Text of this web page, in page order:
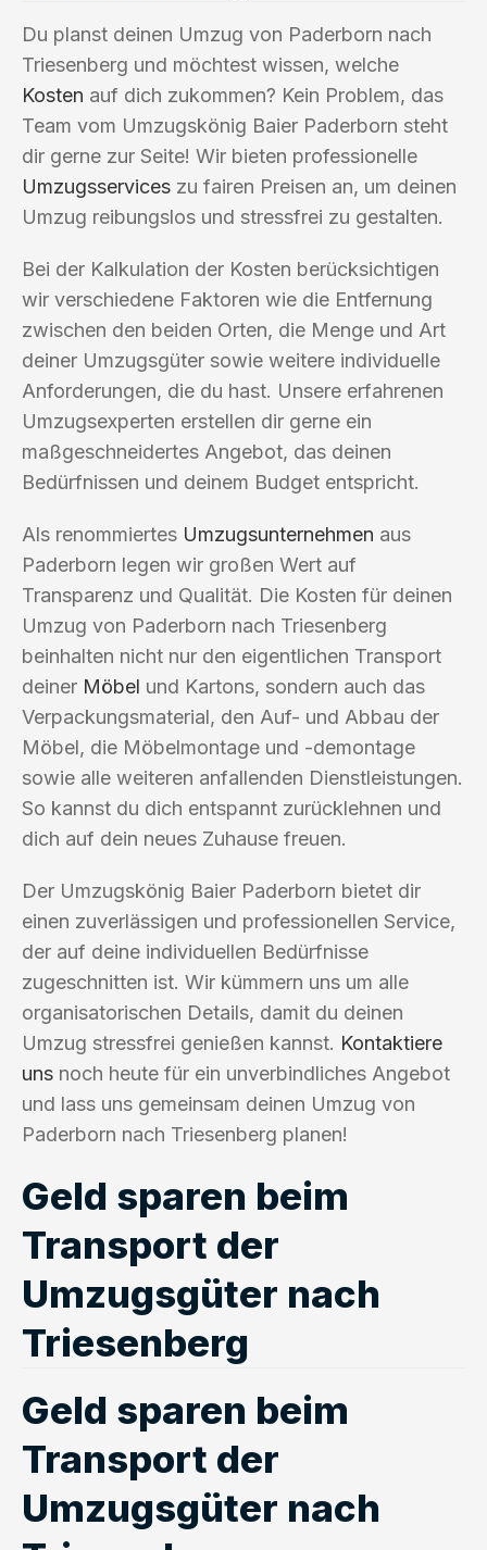
Du planst deinen Umzug von Paderborn nach
Triesenberg und möchtest wissen, welche
Kosten auf dich zukommen? Kein Problem, das
Team vom Umzugskönig Baier Paderborn steht
dir gerne zur Seite! Wir bieten professionelle
Umzugsservices zu fairen Preisen an, um deinen
Umzug reibungslos und stressfrei zu gestalten.
Bei der Kalkulation der Kosten berücksichtigen
wir verschiedene Faktoren wie die Entfernung
zwischen den beiden Orten, die Menge und Art
deiner Umzugsgüter sowie weitere individuelle
Anforderungen, die du hast. Unsere erfahrenen
Umzugsexperten erstellen dir gerne ein
maßgeschneidertes Angebot, das deinen
Bedürfnissen und deinem Budget entspricht.
Als renommiertes Umzugsunternehmen aus
Paderborn legen wir großen Wert auf
Transparenz und Qualität. Die Kosten für deinen
Umzug von Paderborn nach Triesenberg
beinhalten nicht nur den eigentlichen Transport
deiner Möbel und Kartons, sondern auch das
Verpackungsmaterial, den Auf- und Abbau der
Möbel, die Möbelmontage und -demontage
sowie alle weiteren anfallenden Dienstleistungen.
So kannst du dich entspannt zurücklehnen und
dich auf dein neues Zuhause freuen.
Der Umzugskönig Baier Paderborn bietet dir
einen zuverlässigen und professionellen Service,
der auf deine individuellen Bedürfnisse
zugeschnitten ist. Wir kümmern uns um alle
organisatorischen Details, damit du deinen
Umzug stressfrei genießen kannst. Kontaktiere
uns noch heute für ein unverbindliches Angebot
und lass uns gemeinsam deinen Umzug von
Paderborn nach Triesenberg planen!
Geld sparen beim
Transport der
Umzugsgüter nach
Triesenberg
Geld sparen beim
Transport der
Umzugsgüter nach